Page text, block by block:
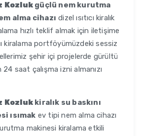
Kozluk güçlü nem kurutma
alma cihazı dizel ısıtıcı kiralık
hızlı teklif almak için iletişime
kiralama portföyümüzdeki sessiz
şehir içi projelerde gürültü
saat çalışma izni almanızı
Kozluk kiralık su baskını
ısımak ev tipi nem alma cihazı
makinesi kiralama etkili